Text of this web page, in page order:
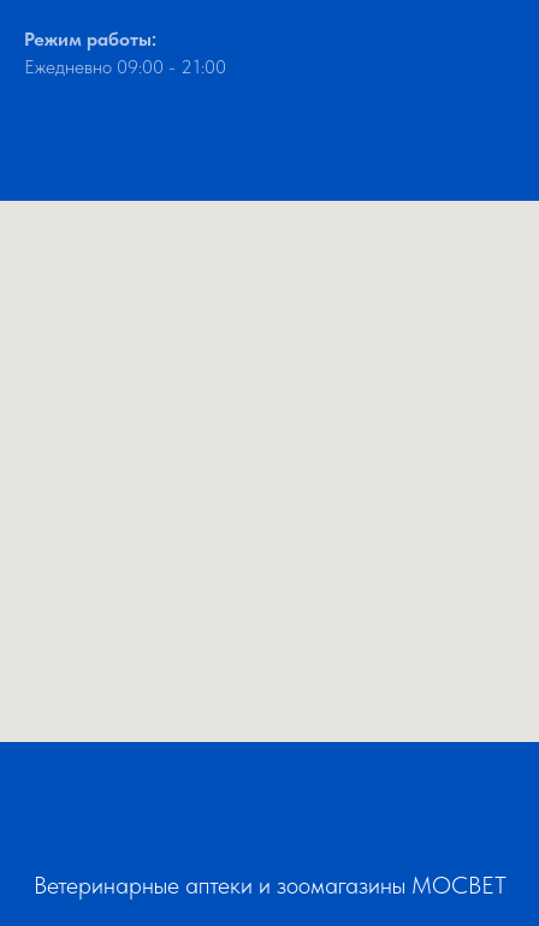
Режим работы:
Ежедневно 09:00 - 21:00
Ветеринарные аптеки и зоомагазины МОСВЕТ